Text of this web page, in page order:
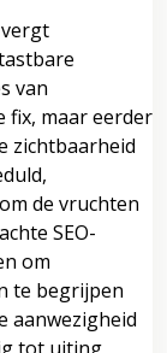
van
fix, maar eerder
zichtbaarheid
de vruchten
SEO-
om
te begrijpen
aanwezigheid
tot uiting